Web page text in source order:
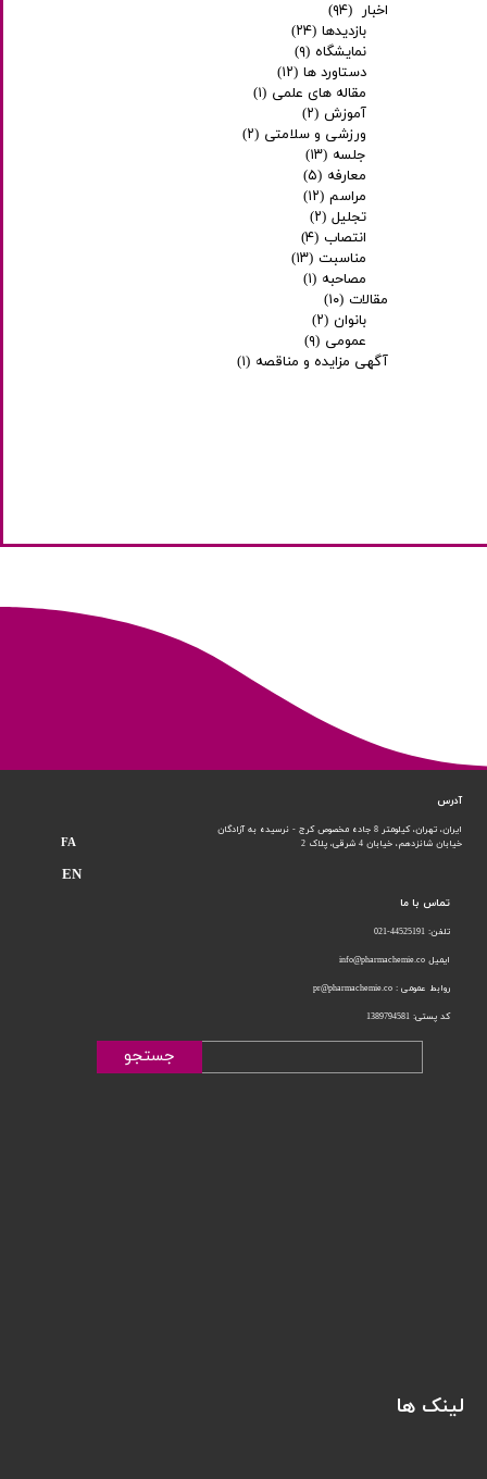
اخبار (۹۴)
بازدیدها (۲۴)
نمایشگاه (۹)
دستاورد ها (۱۲)
مقاله های علمی (۱)
آموزش (۲)
ورزشی و سلامتی (۲)
جلسه (۱۳)
معارفه (۵)
مراسم (۱۲)
تجلیل (۲)
انتصاب (۴)
مناسبت (۱۳)
مصاحبه (۱)
مقالات (۱۰)
بانوان (۲)
عمومی (۹)
آگهی مزایده و مناقصه (۱)
تماس با ما
تلفن: 44525191-021
ایمیل info@pharmachemie.co
روابط عمومی : pr@pharmachemie.co
کد پستی: 1389794581
آدرس
ایران، تهران، کیلومتر 8 جاده مخصوص کرج - نرسیده به آزادگان
خیابان شانزدهم، خیابان 4 شرقی، پلاک 2
جستجو
لینک ها
FA